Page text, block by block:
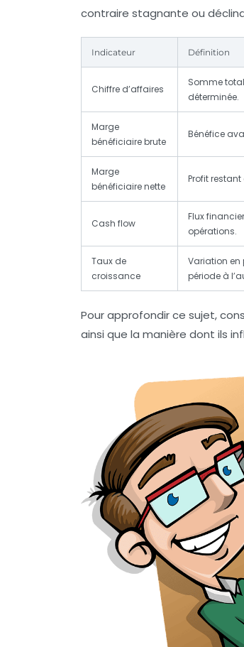
contraire stagnante ou
Indicateur Définition
Chiffre d’affaires
Somme
déterminée.
Marge
bénéficiaire brute
Bénéfice
Marge
bénéficiaire nette
Profit
Cash flow
Flux
opérations.
Taux de
croissance
Variation en
période à
Pour approfondir ce sujet,
ainsi que la manière dont ils